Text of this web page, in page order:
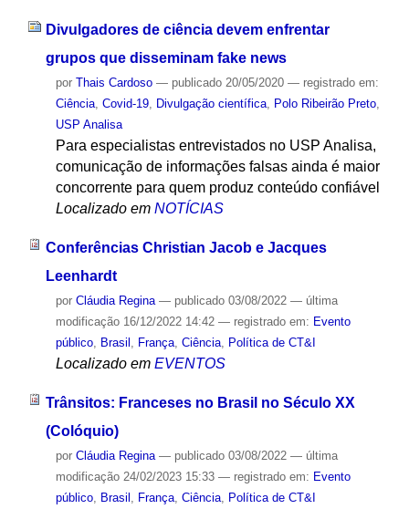
Divulgadores de ciência devem enfrentar
grupos que disseminam fake news
por Thais Cardoso — publicado20/05/2020 — registrado em:
Ciência, Covid-19, Divulgação científica, Polo Ribeirão Preto,
USP Analisa
Para especialistas entrevistados no USP Analisa,
comunicação de informações falsas ainda é maior
concorrente para quem produz conteúdo confiável
Localizado em NOTÍCIAS
Conferências Christian Jacob e Jacques
Leenhardt
por Cláudia Regina — publicado03/08/2022 — última
modificação16/12/2022 14:42 — registrado em: Evento
público, Brasil , França, Ciência, Política de CT&I
Localizado em EVENTOS
Trânsitos: Franceses no Brasil no Século XX
(Colóquio)
por Cláudia Regina — publicado03/08/2022 — última
modificação24/02/2023 15:33 — registrado em: Evento
público, Brasil França, Ciência, Política de CT&I